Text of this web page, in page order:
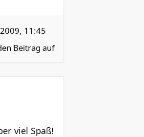
11:45
Beitrag auf
viel Spaß!